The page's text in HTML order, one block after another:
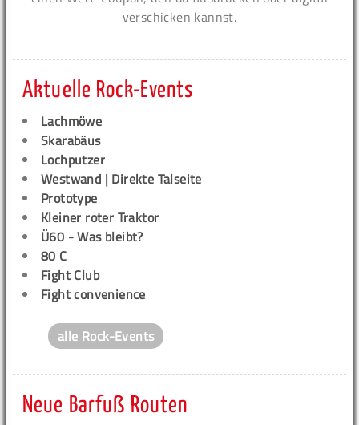
verschicken kannst.
Aktuelle Rock-Events
Lachmöwe
Skarabäus
Lochputzer
Westwand | Direkte Talseite
Prototype
Kleiner roter Traktor
Ü60 - Was bleibt?
80 C
Fight Club
Fight convenience
alle Rock-Events
Neue Barfuß Routen